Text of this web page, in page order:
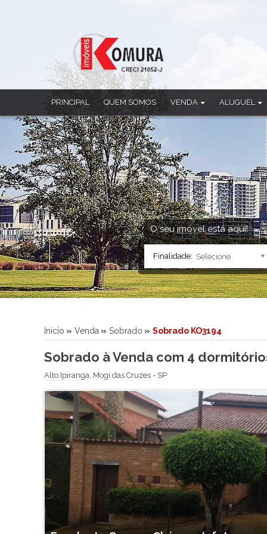
PRINCIPAL QUEM SOMOS VENDA
Casa Comercial
Casa em Condomínio
Chácara
Cobertura Duplex
Imóvel Comercial
Prédio
Sala Comercial
Salão
Sítio
Sobrado
Terreno em Condomínio
ALUGUEL
Casa
Casa em
Ponto
Sala
Salão
Sobrado
O seu imóvel está aqui!
Finalidade:
Início » Venda » Sobrado » Sobrado KO3194
Sobrado à Venda com 4
Alto Ipiranga, Mogi das Cruzes- SP